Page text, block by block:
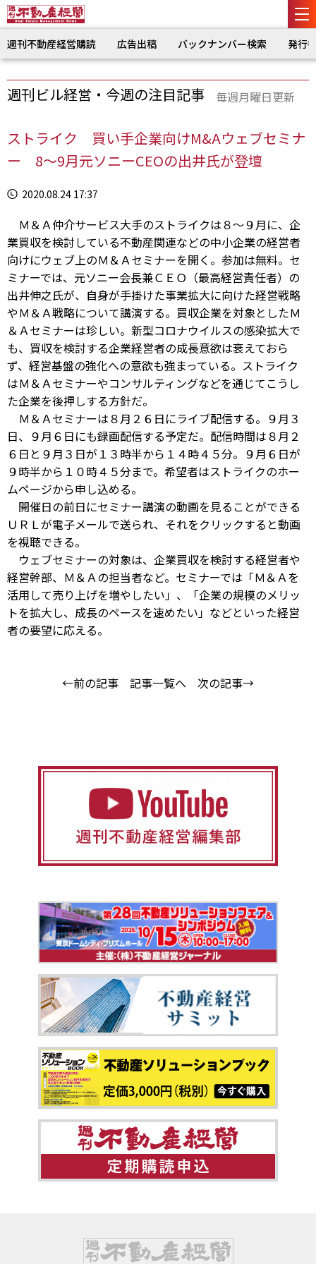
週刊不動産経営購読 広告出稿 バックナンバー検索 発行
週刊ビル経営・今週の注目記事 毎週月曜日更新
ストライク 買い手企業向けM&Aウェブセミナ
ー 8～9月元ソニーCEOの出井氏が登壇
2020.08.24 17:37
Ｍ＆Ａ仲介サービス大手のストライクは８～９月に、企
業買収を検討している不動産関連などの中小企業の経営者
向けにウェブ上のＭ＆Ａセミナーを開く。参加は無料。セ
ミナーでは、元ソニー会長兼ＣＥＯ（最高経営責任者）の
出井伸之氏が、自身が手掛けた事業拡大に向けた経営戦略
やＭ＆Ａ戦略について講演する。買収企業を対象としたＭ
＆Ａセミナーは珍しい。新型コロナウイルスの感染拡大で
も、買収を検討する企業経営者の成長意欲は衰えておら
ず、経営基盤の強化への意欲も強まっている。ストライク
はＭ＆Ａセミナーやコンサルティングなどを通じてこうし
た企業を後押しする方針だ。
Ｍ＆Ａセミナーは８月２６日にライブ配信する。９月３
日、９月６日にも録画配信する予定だ。配信時間は８月２
６日と９月３日が１３時半から１４時４５分。９月６日が
９時半から１０時４５分まで。希望者はストライクのホー
ムページから申し込める。
開催日の前日にセミナー講演の動画を見ることができる
ＵＲＬが電子メールで送られ、それをクリックすると動画
を視聴できる。
ウェブセミナーの対象は、企業買収を検討する経営者や
経営幹部、Ｍ＆Ａの担当者など。セミナーでは「Ｍ＆Ａを
活用して売り上げを増やしたい」、「企業の規模のメリッ
トを拡大し、成長のペースを速めたい」などといった経営
者の要望に応える。
←前の記事 記事一覧へ 次の記事→